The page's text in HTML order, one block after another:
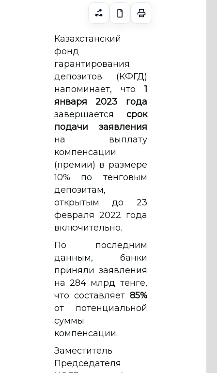
Казахстанский
фонд
гарантирования
депозитов (КФГД)
напоминает, что1
января 2023 года
завершается срок
подачи заявления
на выплату
компенсации
(премии) в размере
10% по тенговым
депозитам,
открытым до 23
февраля 2022 года
включительно.
По последним
данным, банки
приняли заявления
на 284 млрд тенге,
что составляет 85%
от потенциальной
суммы
компенсации.
Заместитель
Председателя